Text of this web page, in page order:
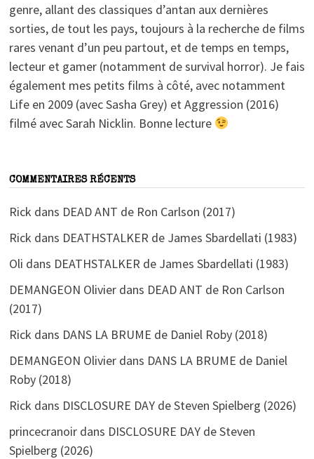
genre, allant des classiques d’antan aux dernières
sorties, de tout les pays, toujours à la recherche de films
rares venant d’un peu partout, et de temps en temps,
lecteur et gamer (notamment de survival horror). Je fais
également mes petits films à côté, avec notamment
Life en 2009 (avec Sasha Grey) et Aggression (2016)
filmé avec Sarah Nicklin. Bonne lecture
COMMENTAIRES RÉCENTS
Rick dans DEAD ANT de Ron Carlson (2017)
Rick dans DEATHSTALKER de James Sbardellati (1983)
Oli dans DEATHSTALKER de James Sbardellati (1983)
DEMANGEON Olivierdans DEAD ANT de Ron Carlson
(2017)
Rick dans DANS LA BRUME de Daniel Roby (2018)
DEMANGEON Olivierdans DANS LA BRUME de Daniel
Roby (2018)
Rick dans DISCLOSURE DAY de Steven Spielberg (2026)
princecranoirdans DISCLOSURE DAY de Steven
Spielberg (2026)